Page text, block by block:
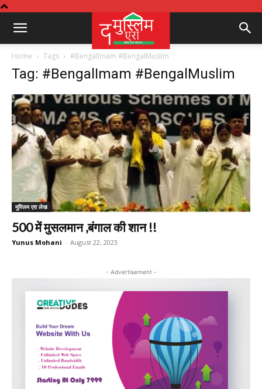
Home Tags #BengalImam #BengalMuslim
Tag: #BengalImam #BengalMuslim
मुस्लिम एरा लेख
500 में मुसलमान ,बंगाल की शान !!
Yunus Mohani - August 22, 2023
- Advertisement -